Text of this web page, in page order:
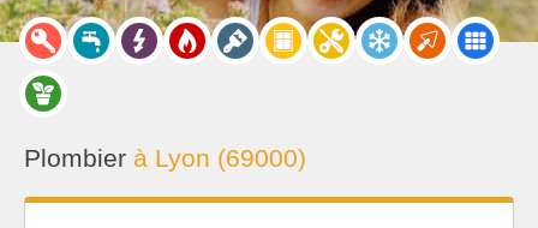
Plombier à Lyon (69000)